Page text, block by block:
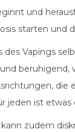
und
starten und
des Vapings
beruhigend,
die
jeden ist etwas
zudem